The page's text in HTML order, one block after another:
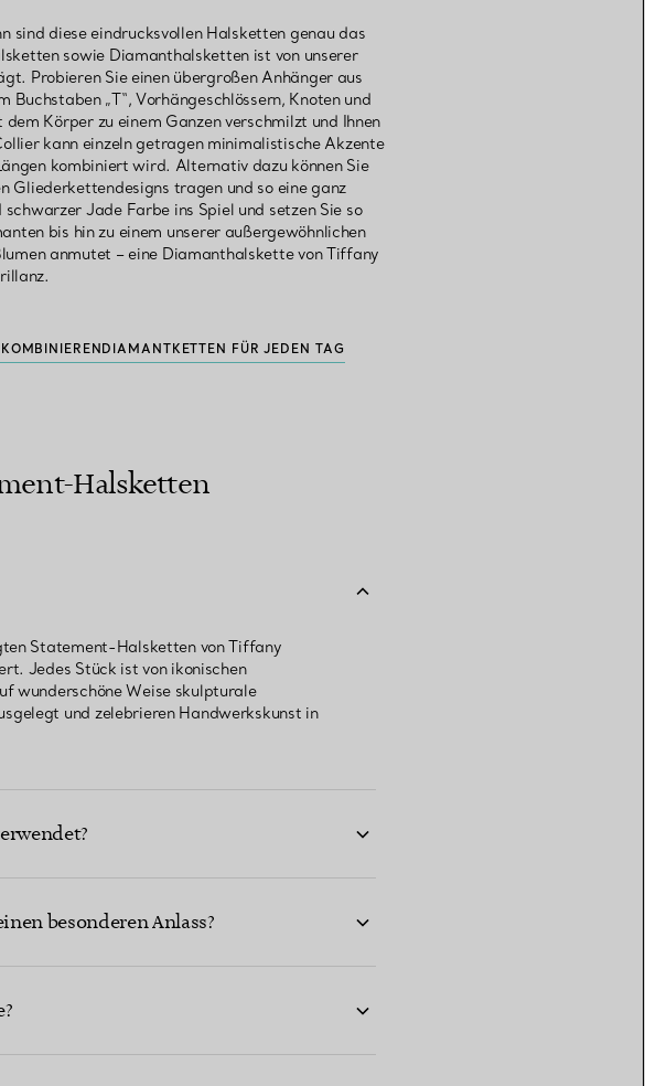
sind diese eindrucksvollen Halsketten genau das
sowie Diamanthalsketten ist von unserer
Probieren Sie einen übergroßen Anhänger aus
„T“, Vorhängeschlössern, Knoten und
Körper zu einem Ganzen verschmilzt und Ihnen
kann einzeln getragen minimalistische Akzente
kombiniert wird. Alternativ dazu können Sie
Gliederkettendesigns tragen und so eine ganz
Jade Farbe ins Spiel und setzen Sie so
bis hin zu einem unserer außergewöhnlichen
anmutet – eine Diamanthalskette von Tiffany
DIAMANTKETTEN FÜR JEDEN TAG
Halsketten
Statement-Halsketten von Tiffany
Jedes Stück ist von ikonischen
wunderschöne Weise skulpturale
und zelebrieren Handwerkskunst in
besonderen Anlass?